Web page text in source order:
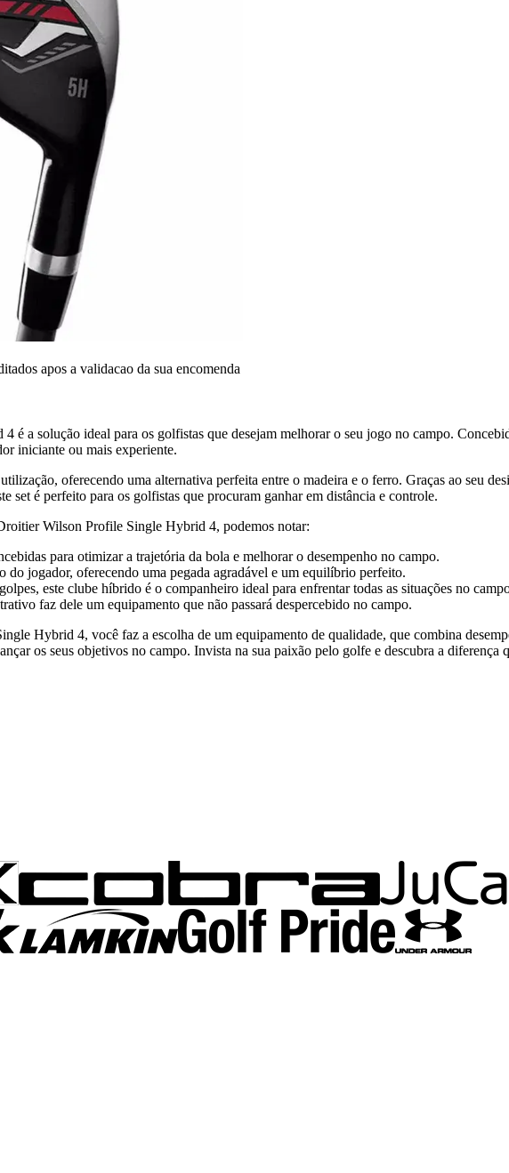
apos a validacao da sua encomenda
a solução ideal para os golfistas que desejam melhorar o seu jogo no campo.
iniciante ou mais experiente.
oferecendo uma alternativa perfeita entre o madeira e o ferro. Graças ao seu
set é perfeito para os golfistas que procuram ganhar em distância e controle.
Wilson Profile Single Hybrid 4, podemos notar:
para otimizar a trajetória da bola e melhorar o desempenho no campo.
do jogador, oferecendo uma pegada agradável e um equilíbrio perfeito.
este clube híbrido é o companheiro ideal para enfrentar todas as situações no
faz dele um equipamento que não passará despercebido no campo.
Hybrid 4, você faz a escolha de um equipamento de qualidade, que combina
os seus objetivos no campo. Invista na sua paixão pelo golfe e descubra a diferença